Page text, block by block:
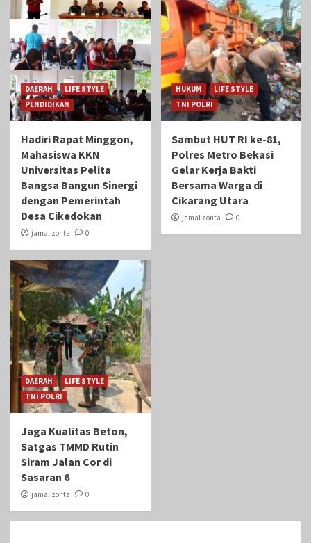
DAERAH
LIFE STYLE
PENDIDIKAN
Hadiri Rapat Minggon,
Mahasiswa KKN
Universitas Pelita
Bangsa Bangun Sinergi
dengan Pemerintah
Desa Cikedokan
jamal zonta 0
HUKUM
LIFE STYLE
TNI POLRI
Sambut HUT RI ke-81,
Polres Metro Bekasi
Gelar Kerja Bakti
Bersama Warga di
Cikarang Utara
jamal zonta 0
DAERAH
LIFE STYLE
TNI POLRI
Jaga Kualitas Beton,
Satgas TMMD Rutin
Siram Jalan Cor di
Sasaran 6
jamal zonta 0